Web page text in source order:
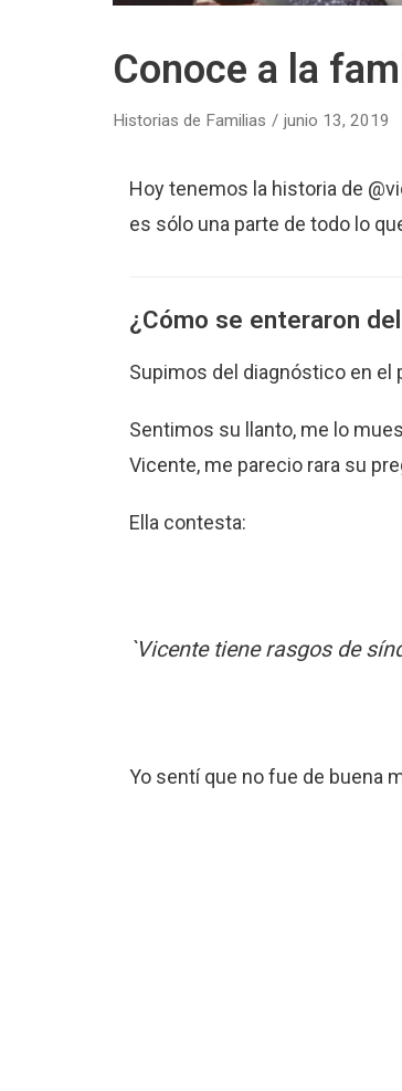
Conoce a la
Historias de Familias junio 13, 2019
Hoy tenemos la historia de
es sólo una parte de todo lo
¿Cómo se enteraron
Supimos del diagnóstico en el
Sentimos su llanto, me lo
Vicente, me parecio rara su
Ella contesta:
`Vicente tiene rasgos de
Yo sentí que no fue de buena